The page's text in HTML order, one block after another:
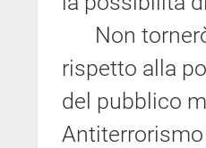
Non tornerò
rispetto alla
del pubblico